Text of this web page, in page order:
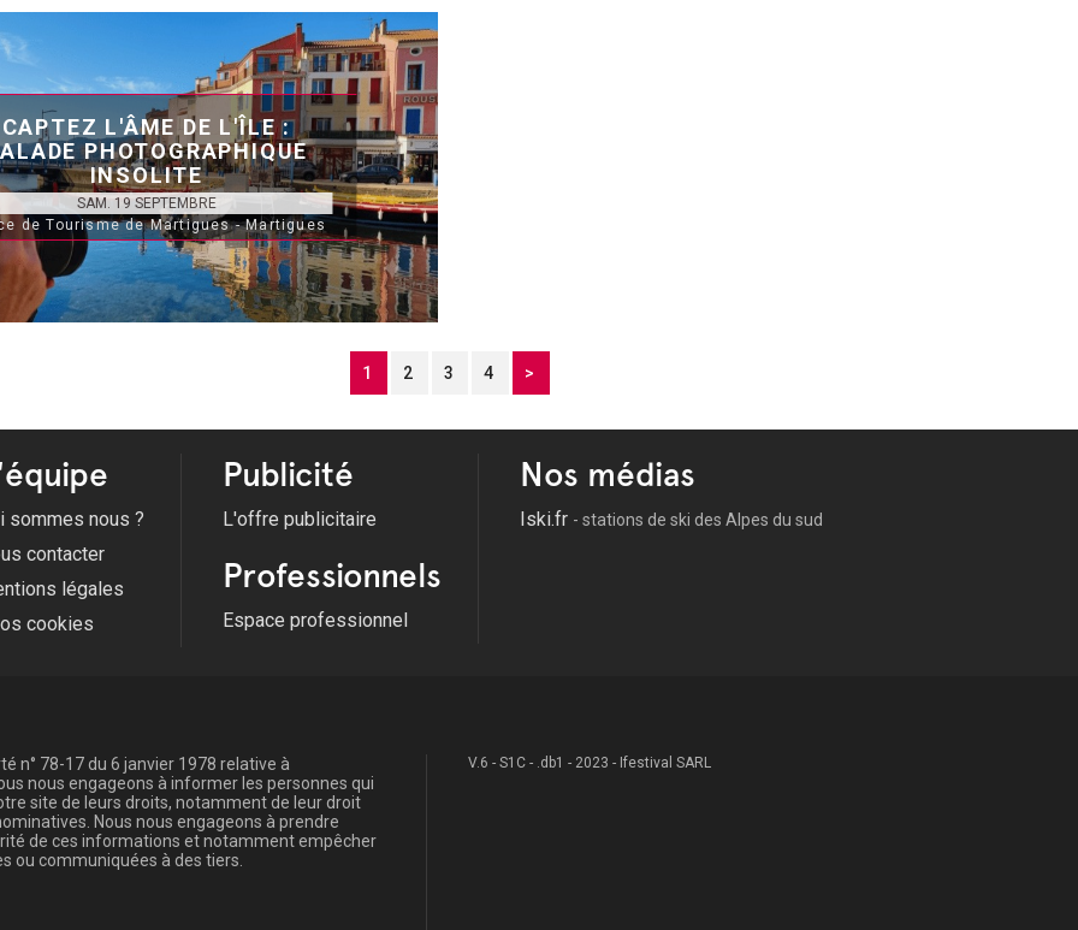
CAPTEZ L'ÂME DE L'ÎLE :
PHOTOGRAPHIQUE
INSOLITE
SAM. 19 SEPTEMBRE
de Tourisme de Martigues - Martigues
1 2 3 4 >
sommes nous ?
contacter
légales
cookies
Publicité
L'offre publicitaire
Professionnels
Espace professionnel
Nos médias
Iski.fr - stations de ski des Alpes du sud
n° 78-17 du 6 janvier 1978 relative à
nous engageons à informer les personnes qui
site de leurs droits, notamment de leur droit
Nous nous engageons à prendre
de ces informations et notamment empêcher
ou communiquées à des tiers.
V.6 - S1C - .db1 - 2023 - Ifestival SARL